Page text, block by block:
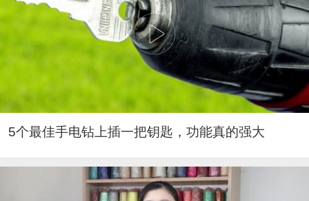
5个最佳手电钻上插一把钥匙，功能真的强大